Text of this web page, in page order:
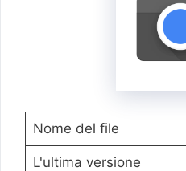
Nome del file
L'ultima versione